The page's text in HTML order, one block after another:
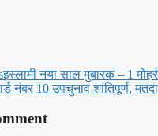
इस्लामी नया साल मुबारक – 1
नंबर 10 उपचुनाव शांतिपूर्ण,